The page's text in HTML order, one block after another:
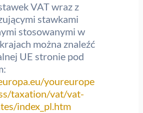
VAT wraz z
stawkami
stosowanymi w
można znaleźć
UE stronie pod
youreurope
taxation/vat/vat-
index_pl.htm